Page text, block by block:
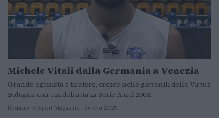
Michele Vitali dalla Germania a Venezia
Grande agonista e tiratore, cresce nelle giovanili della Virtus
Bologna con cui debutta in Serie A nel 2008.
Redazione Sport Magazine · 24 Giu 2021